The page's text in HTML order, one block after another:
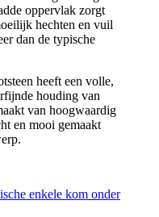
oppervlak zorgt
hechten en vuil
dan de typische
heeft een volle,
houding van
van hoogwaardig
en mooi gemaakt